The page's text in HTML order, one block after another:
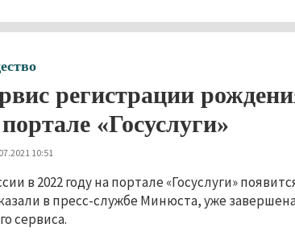
регистрации
«Госуслуги»
10:51
в 2022 году на портале «Госуслуги»
в пресс-службе Минюста, уже
сервиса.